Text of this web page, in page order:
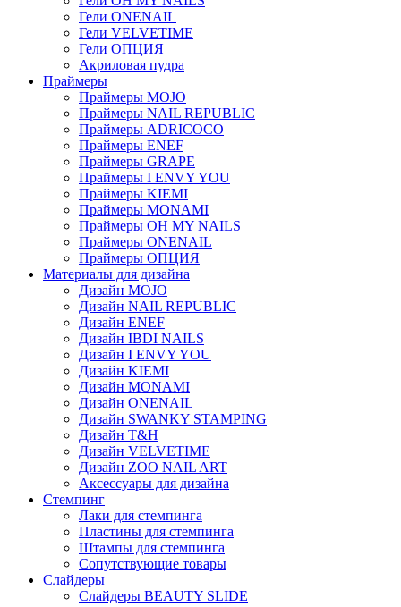
Гели ONENAIL
Гели VELVETIME
Гели ОПЦИЯ
Акриловая пудра
Праймеры
Праймеры MOJO
Праймеры NAIL REPUBLIC
Праймеры ADRICOCO
Праймеры ENEF
Праймеры GRAPE
Праймеры I ENVY YOU
Праймеры KIEMI
Праймеры MONAMI
Праймеры OH MY NAILS
Праймеры ONENAIL
Праймеры ОПЦИЯ
Материалы для дизайна
Дизайн MOJO
Дизайн NAIL REPUBLIC
Дизайн ENEF
Дизайн IBDI NAILS
Дизайн I ENVY YOU
Дизайн KIEMI
Дизайн MONAMI
Дизайн ONENAIL
Дизайн SWANKY STAMPING
Дизайн T&H
Дизайн VELVETIME
Дизайн ZOO NAIL ART
Аксессуары для дизайна
Стемпинг
Лаки для стемпинга
Пластины для стемпинга
Штампы для стемпинга
Сопутствующие товары
Слайдеры
Слайдеры BEAUTY SLIDE